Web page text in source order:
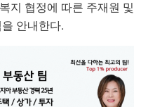
지 협정에 따른 주재원 및
안내한다.